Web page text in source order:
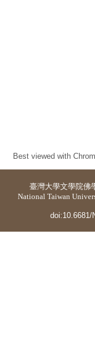
Best viewed with
臺灣大學文學院佛
National Taiwan
doi:10.6681/